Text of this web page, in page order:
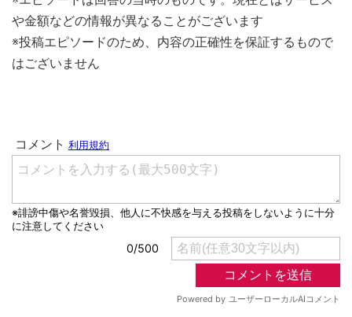
や金額などの情報が異なることがございます
※投稿エピソードのため、内容の正確性を保証するもので
はございません